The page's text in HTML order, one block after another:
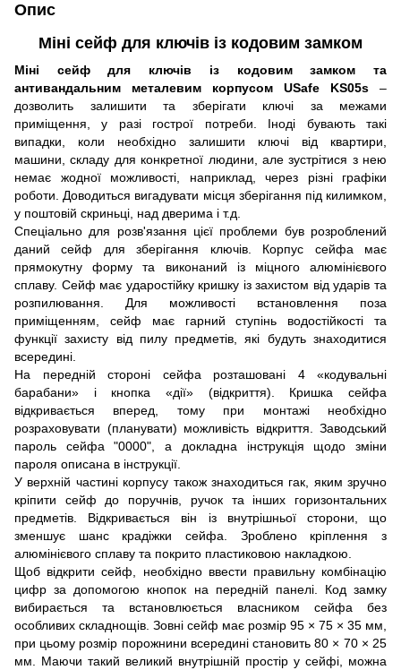
Опис
Міні сейф для ключів із кодовим замком
Міні сейф для ключів із кодовим замком та
антивандальним металевим корпусом USafe KS05s –
дозволить залишити та зберігати ключі за межами
приміщення, у разі гострої потреби. Іноді бувають такі
випадки, коли необхідно залишити ключі від квартири,
машини, складу для конкретної людини, але зустрітися з нею
немає жодної можливості, наприклад, через різні графіки
роботи. Доводиться вигадувати місця зберігання під килимком,
у поштовій скриньці, над дверима і т.д.
Спеціально для розв'язання цієї проблеми був розроблений
даний сейф для зберігання ключів. Корпус сейфа має
прямокутну форму та виконаний із міцного алюмінієвого
сплаву. Сейф має ударостійку кришку із захистом від ударів та
розпилювання. Для можливості встановлення поза
приміщенням, сейф має гарний ступінь водостійкості та
функції захисту від пилу предметів, які будуть знаходитися
всередині.
На передній стороні сейфа розташовані 4 «кодувальні
барабани» і кнопка «дії» (відкриття). Кришка сейфа
відкривається вперед, тому при монтажі необхідно
розраховувати (планувати) можливість відкриття. Заводський
пароль сейфа "0000", а докладна інструкція щодо зміни
пароля описана в інструкції.
У верхній частині корпусу також знаходиться гак, яким зручно
кріпити сейф до поручнів, ручок та інших горизонтальних
предметів. Відкривається він із внутрішньої сторони, що
зменшує шанс крадіжки сейфа. Зроблено кріплення з
алюмінієвого сплаву та покрито пластиковою накладкою.
Щоб відкрити сейф, необхідно ввести правильну комбінацію
цифр за допомогою кнопок на передній панелі. Код замку
вибирається та встановлюється власником сейфа без
особливих складнощів. Зовні сейф має розмір 95 × 75 × 35 мм,
при цьому розмір порожнини всередині становить 80 × 70 × 25
мм. Маючи такий великий внутрішній простір у сейфі, можна